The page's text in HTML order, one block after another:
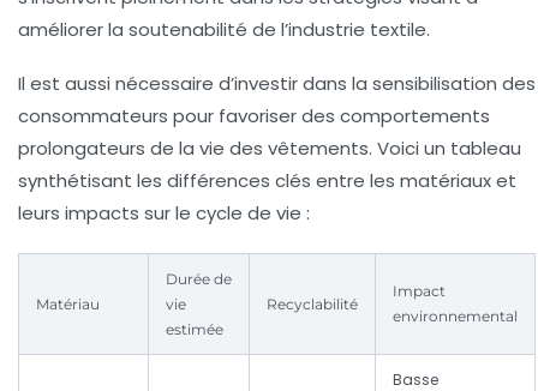
améliorer la soutenabilité de l’industrie textile.
Il est aussi nécessaire d’investir dans la sensibilisation des
consommateurs pour favoriser des comportements
prolongateurs de la vie des vêtements. Voici un tableau
synthétisant les différences clés entre les matériaux et
leurs impacts sur le cycle de vie :
Matériau
Durée de
vie
estimée
Recyclabilité
Impact
environnemental
Basse